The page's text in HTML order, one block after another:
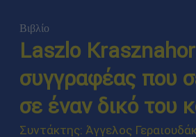
Βιβλίο
Laszlo
συγγραφέας που
σε έναν δικό του
Συντάκτης: Άγγελος